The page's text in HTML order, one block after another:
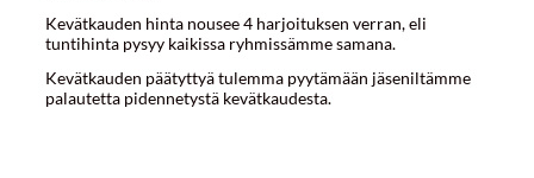
Kevätkauden hinta nousee 4 harjoituksen verran, eli
tuntihinta pysyy kaikissa ryhmissämme samana.
Kevätkauden päätyttyä tulemma pyytämään jäseniltämme
palautetta pidennetystä kevätkaudesta.